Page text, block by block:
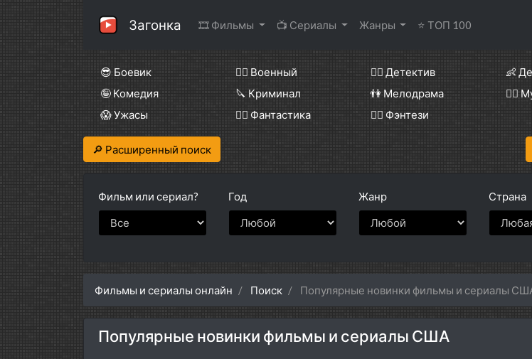
Загонка 🎞 Фильмы 📺 Сериалы Жанры ⭐ ТОП 100
😎 Боевик 👨‍✈️ Военный 🕵️‍♂️ Детектив 👶
🤪 Комедия
🔪 Криминал 👫 Мелодрама 🧚‍♀️
😱 Ужасы
🧙‍♀️ Фантастика 🧝‍♂️ Фэнтези
🔎 Расширенный поиск
Фильм или сериал? Год Жанр Страна
Фильмы и сериалы онлайн Поиск Популярные новинки фильмы и сериалы
Популярные новинки фильмы и сериалы США